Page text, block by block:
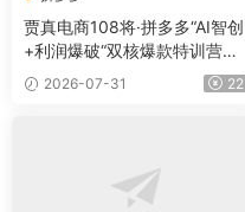
贾真电商108将·拼多多“AI智创
+利润爆破“双核爆款特训营
（更新）
2026-07-31 22